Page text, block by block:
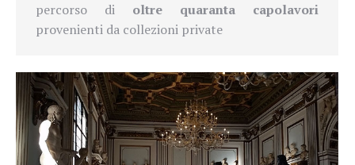
percorso di oltre quaranta capolavori
provenienti da collezioni private